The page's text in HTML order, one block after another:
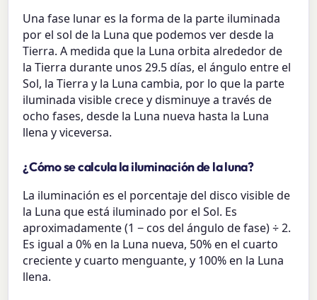
Una fase lunar es la forma de la parte iluminada
por el sol de la Luna que podemos ver desde la
Tierra. A medida que la Luna orbita alrededor de
la Tierra durante unos 29.5 días, el ángulo entre el
Sol, la Tierra y la Luna cambia, por lo que la parte
iluminada visible crece y disminuye a través de
ocho fases, desde la Luna nueva hasta la Luna
llena y viceversa.
¿Cómo se calcula la iluminación de la luna?
La iluminación es el porcentaje del disco visible de
la Luna que está iluminado por el Sol. Es
aproximadamente (1 − cos del ángulo de fase) ÷ 2.
Es igual a 0% en la Luna nueva, 50% en el cuarto
creciente y cuarto menguante, y 100% en la Luna
llena.